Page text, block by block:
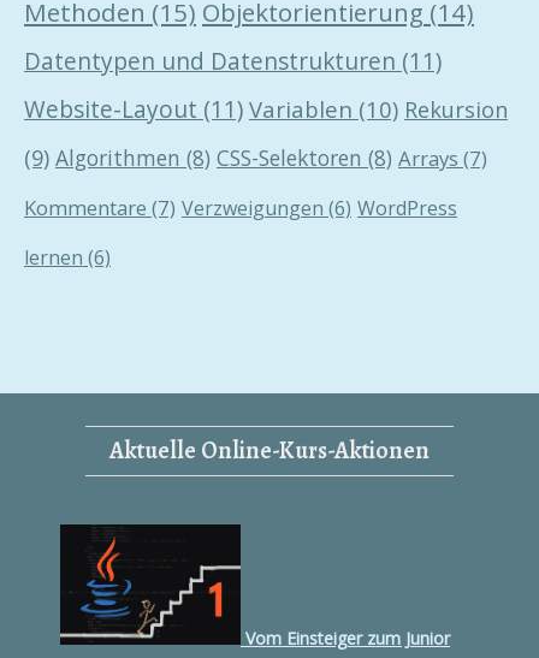
Methoden (15) Objektorientierung (14)
Datentypen und Datenstrukturen (11)
Website-Layout (11) Variablen (10) Rekursion
(9) Algorithmen (8) CSS-Selektoren (8) Arrays (7)
Kommentare (7) Verzweigungen (6) WordPress
lernen (6)
Aktuelle Online-Kurs-Aktionen
Vom Einsteiger zum Junior